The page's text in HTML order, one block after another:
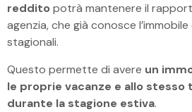
reddito potrà mantenere il
agenzia, che già conosce
stagionali.
Questo permette di avere un
le proprie vacanze e allo
durante la stagione estiva.